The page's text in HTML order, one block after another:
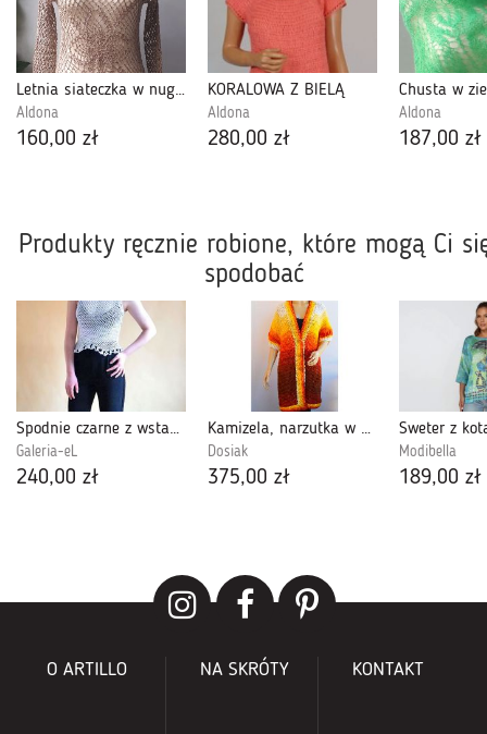
Letnia siateczka w nugacie
Aldona
160,00 zł
KORALOWA Z BIELĄ
Aldona
280,00 zł
Chusta w
Aldona
187,00 zł
Produkty ręcznie robione, które mogą Ci
spodobać
Spodnie czarne z wstawkami
Galeria-eL
240,00 zł
Kamizela, narzutka w energetycznych kolorach
Dosiak
375,00 zł
Modibella
189,00 zł
O ARTILLO NA SKRÓTY KONTAKT